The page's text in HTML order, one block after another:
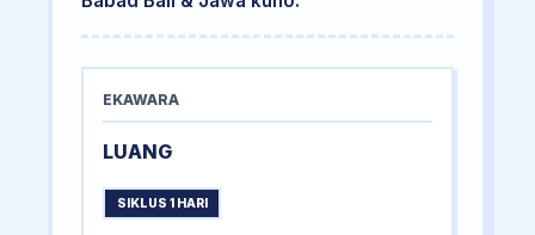
EKAWARA
LUANG
SIKLUS 1 HARI